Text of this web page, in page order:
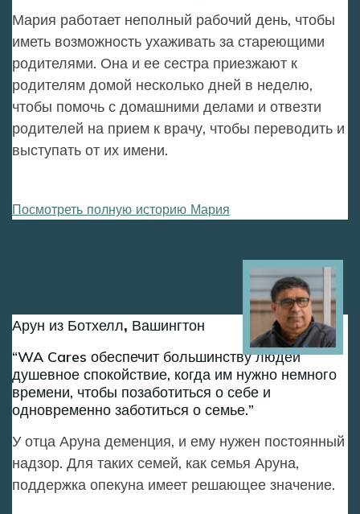
Мария работает неполный рабочий день, чтобы
иметь возможность ухаживать за стареющими
родителями. Она и ее сестра приезжают к
родителям домой несколько дней в неделю,
чтобы помочь с домашними делами и отвезти
родителей на прием к врачу, чтобы переводить и
выступать от их имени.
Посмотреть полную историю Мария
Арун из Ботхелл, Вашингтон
WA Cares обеспечит большинству людей
душевное спокойствие, когда им нужно немного
времени, чтобы позаботиться о себе и
одновременно заботиться о семье.
У отца Аруна деменция, и ему нужен постоянный
надзор. Для таких семей, как семья Аруна,
поддержка опекуна имеет решающее значение.
Image